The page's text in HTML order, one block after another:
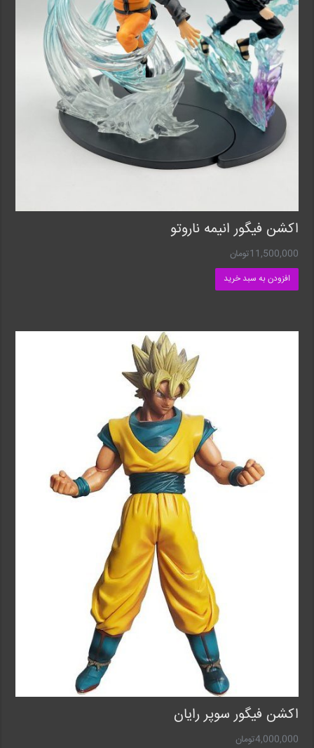
اکشن فیگور انیمه ناروتو
11,500,000تومان
افزودن به سبد خرید
اکشن فیگور سوپر رایان
4,000,000تومان